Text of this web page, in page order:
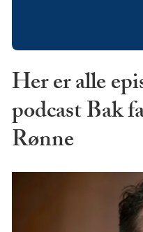
Her er alle
podcast Bak
Rønne